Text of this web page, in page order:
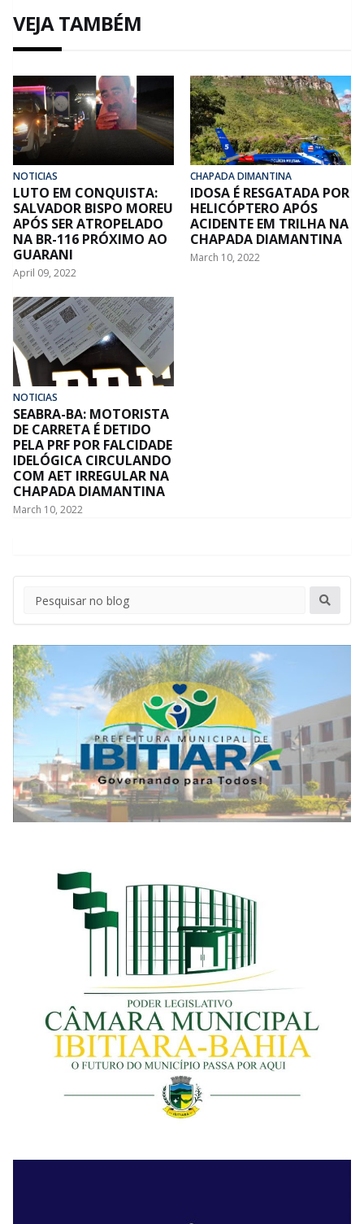
VEJA TAMBÉM
NOTICIAS
LUTO EM CONQUISTA:
SALVADOR BISPO MOREU
APÓS SER ATROPELADO
NA BR-116 PRÓXIMO AO
GUARANI
April 09, 2022
CHAPADA DIMANTINA
IDOSA É RESGATADA POR
HELICÓPTERO APÓS
ACIDENTE EM TRILHA NA
CHAPADA DIAMANTINA
March 10, 2022
NOTICIAS
SEABRA-BA: MOTORISTA
DE CARRETA É DETIDO
PELA PRF POR FALCIDADE
IDELÓGICA CIRCULANDO
COM AET IRREGULAR NA
CHAPADA DIAMANTINA
March 10, 2022